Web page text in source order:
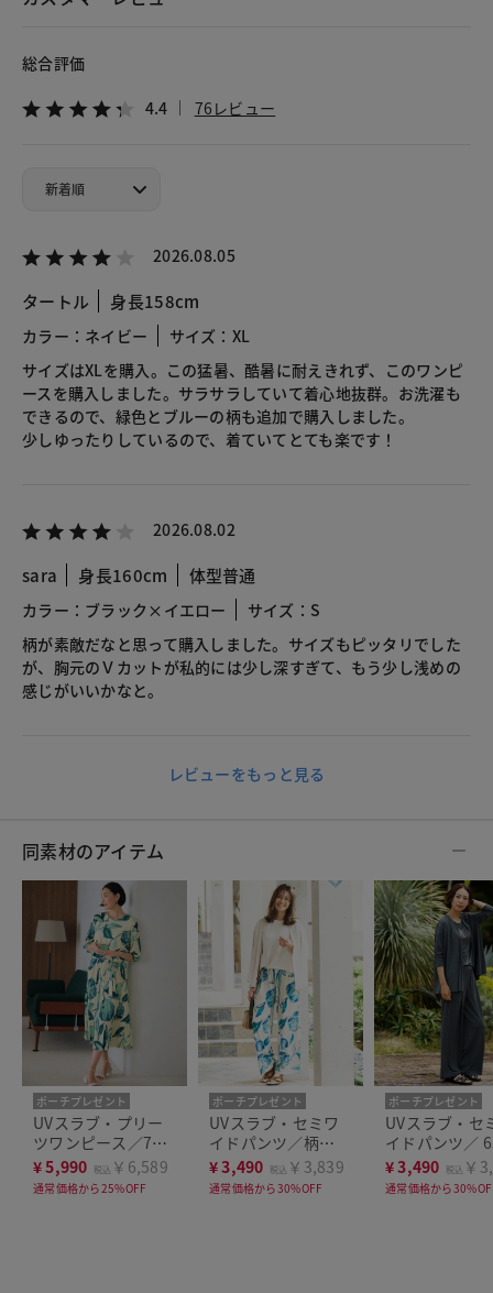
総合評価
4.4 76レビュー
2026.08.05
タートル 身長158cm
カラー：ネイビー
サイズ：XL
サイズはXLを購入。この猛暑、酷暑に耐えきれず、このワンピ
ースを購入しました。サラサラしていて着心地抜群。お洗濯も
できるので、緑色とブルーの柄も追加で購入しました。
少しゆったりしているので、着ていてとても楽です！
2026.08.02
sara 身長160cm 体型普通
カラー：ブラック×イエロー
サイズ：S
柄が素敵だなと思って購入しました。サイズもピッタリでした
が、胸元のＶカットが私的には少し深すぎて、もう少し浅めの
感じがいいかなと。
レビューをもっと見る
同素材のアイテム
ポーチプレゼント
新色追加
洗濯機可
UVスラブ・プリー
ツワンピース／7分
袖
¥5,990 税込 ￥6,589
通常価格から25%OFF
ポーチプレゼント
洗濯機可
UVスラブ・セミワ
イドパンツ／柄
68cm
¥3,490 税込 ￥3,839
通常価格から30%OFF
ポーチプレゼント
新色追加
洗濯機可
UVスラブ・セ
イドパンツ／
¥3,490 税込 ￥
通常価格から